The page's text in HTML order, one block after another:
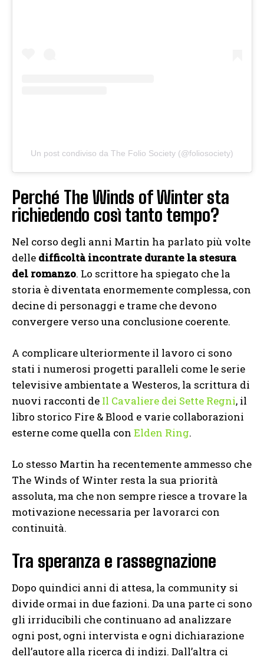
Un post condiviso da The Folio Society (@foliosociety)
Perché The Winds of Winter sta
richiedendo così tanto tempo?
Nel corso degli anni Martin ha parlato più volte
delle difficoltà incontrate durante la stesura
del romanzo. Lo scrittore ha spiegato che la
storia è diventata enormemente complessa, con
decine di personaggi e trame che devono
convergere verso una conclusione coerente.
A complicare ulteriormente il lavoro ci sono
stati i numerosi progetti paralleli come le serie
televisive ambientate a Westeros, la scrittura di
nuovi racconti de Il Cavaliere dei Sette Regni, il
libro storico Fire & Blood e varie collaborazioni
esterne come quella con Elden Ring.
Lo stesso Martin ha recentemente ammesso che
The Winds of Winter resta la sua priorità
assoluta, ma che non sempre riesce a trovare la
motivazione necessaria per lavorarci con
continuità.
Tra speranza e rassegnazione
Dopo quindici anni di attesa, la community si
divide ormai in due fazioni. Da una parte ci sono
gli irriducibili che continuano ad analizzare
ogni post, ogni intervista e ogni dichiarazione
dell’autore alla ricerca di indizi. Dall’altra ci